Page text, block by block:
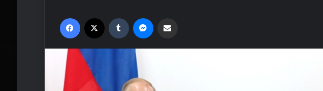
Facebook Tumblr